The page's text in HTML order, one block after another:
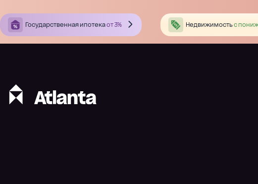
Государственная ипотекаот 3% Недвижимостьс